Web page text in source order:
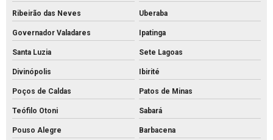
Mourões de concreto 10x10 preço
Mourões de concreto para alambrado
Mourões de concreto para cerca preço
Mourões de concreto para cerca valores
Mourões de concreto para cerca
Mourões de concreto curvo
Palanque de concreto 10x10
Ribeirão das Neves Uberaba
Governador Valadares Ipatinga
Santa Luzia Sete Lagoas
Divinópolis Ibirité
Poços de Caldas Patos de Minas
Teófilo Otoni Sabará
Pouso Alegre Barbacena